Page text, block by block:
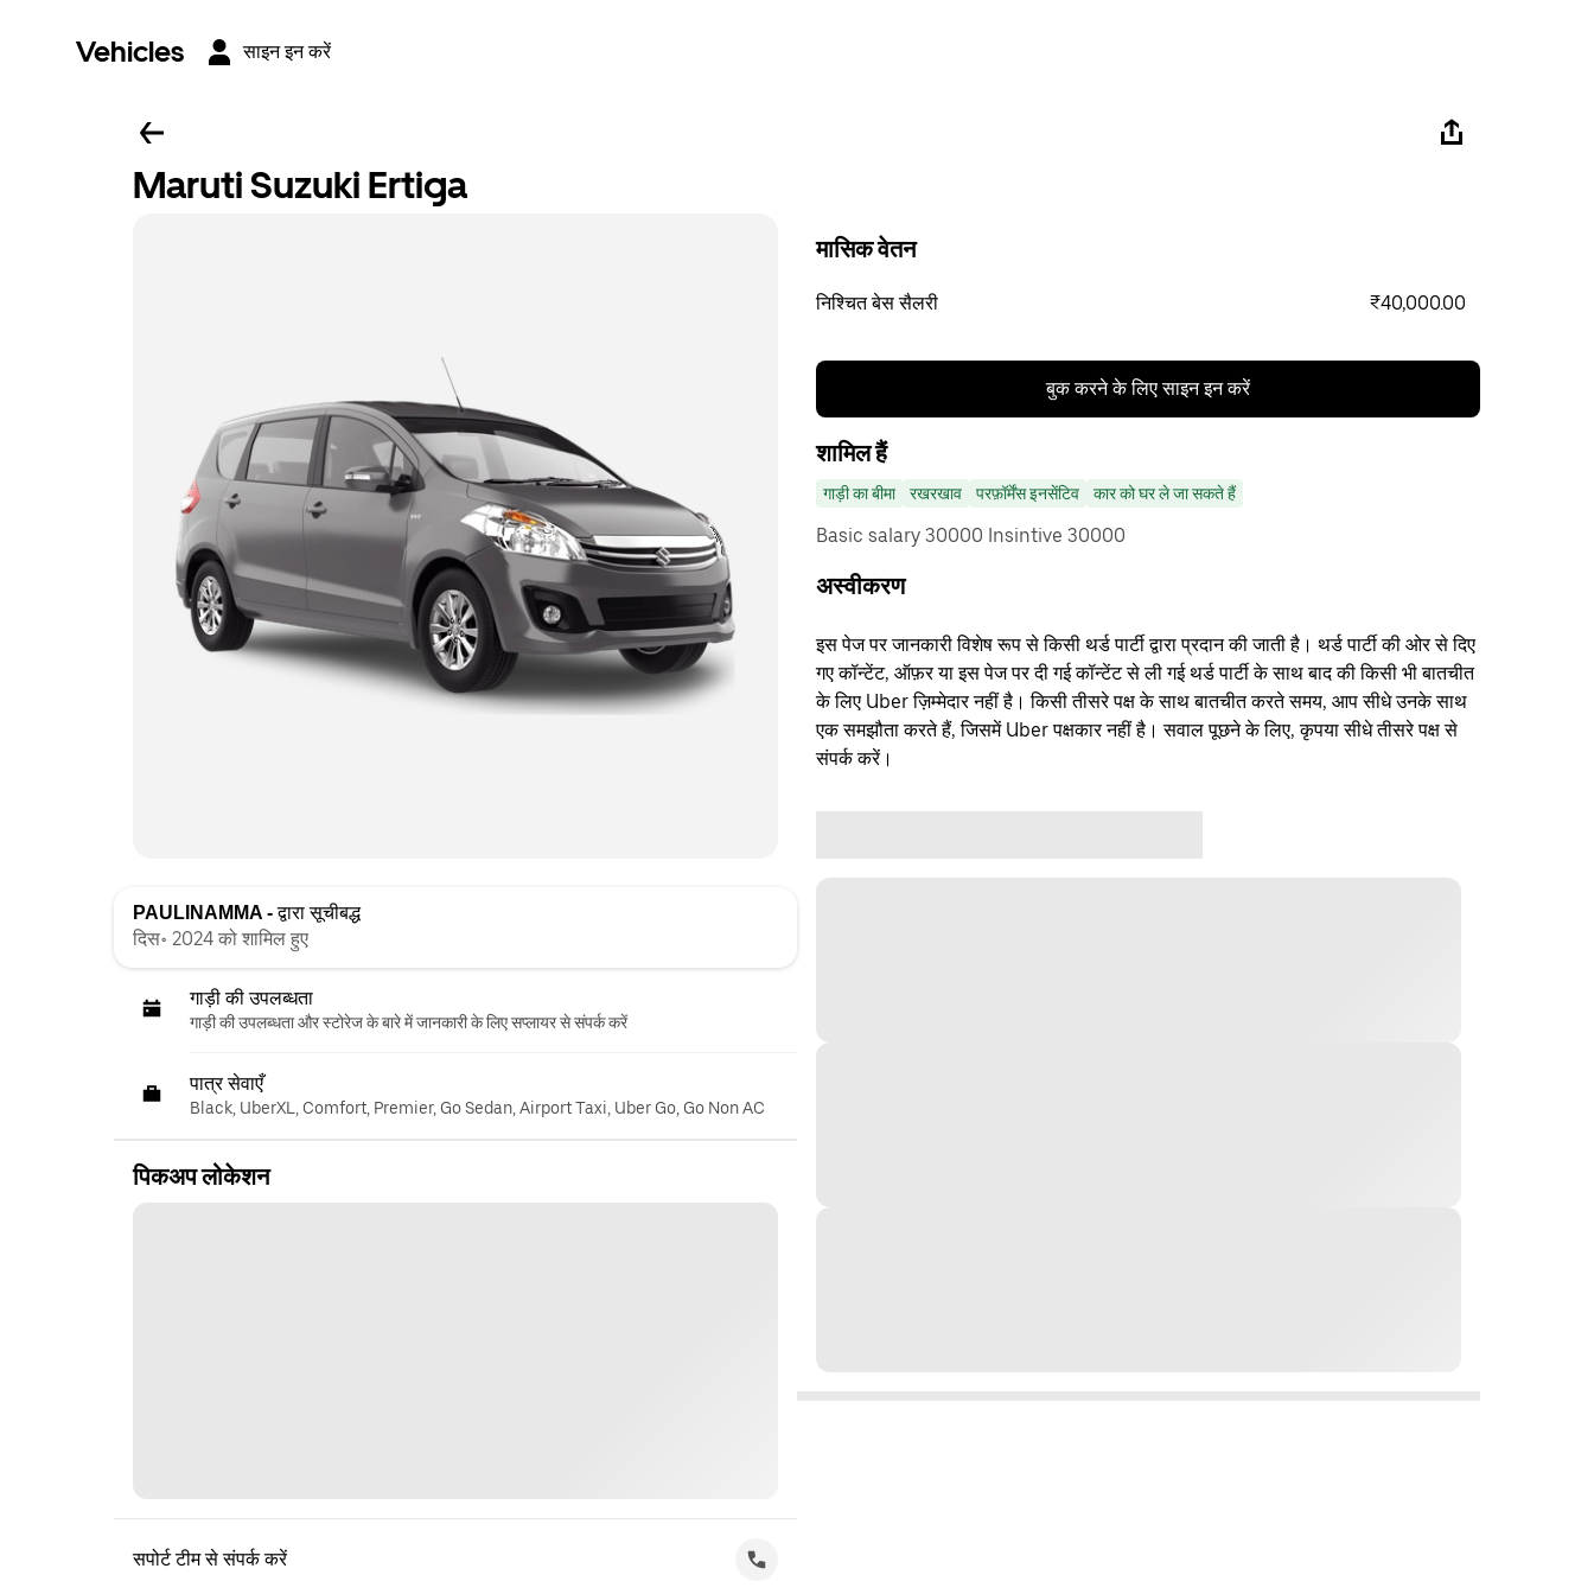
Vehicles साइन इन करें
Maruti Suzuki Ertiga
PAULINAMMA -द्वारा सूचीबद्ध
दिस॰ 2024 को शामिल हुए
गाड़ी की उपलब्धता
गाड़ी की उपलब्धता और स्‍टोरेज के बारे में जानकारी के लिए सप्लायर से संपर्क करें
पात्र सेवाएँ
Black, UberXL, Comfort, Premier, Go Sedan, Airport Taxi, Uber Go, Go Non AC
पिकअप लोकेशन
सपोर्ट टीम से संपर्क करें
मासिक वेतन
निश्चित बेस सैलरी ₹40,000.00
बुक करने के लिए साइन इन करें
शामिल हैं
गाड़ी का बीमा रखरखाव परफ़ॉर्मेंस इनसेंटिव कार को घर ले जा सकते हैं
Basic salary 30000 Insintive 30000
अस्वीकरण
इस पेज पर जानकारी विशेष रूप से किसी थर्ड पार्टी द्वारा प्रदान की जाती है। थर्ड पार्टी की ओर से दिए
गए कॉन्टेंट, ऑफ़र या इस पेज पर दी गई कॉन्टेंट से ली गई थर्ड पार्टी के साथ बाद की किसी भी बातचीत
के लिए Uber ज़िम्मेदार नहीं है। किसी तीसरे पक्ष के साथ बातचीत करते समय, आप सीधे उनके साथ
एक समझौता करते हैं, जिसमें Uber पक्षकार नहीं है। सवाल पूछने के लिए, कृपया सीधे तीसरे पक्ष से
संपर्क करें।